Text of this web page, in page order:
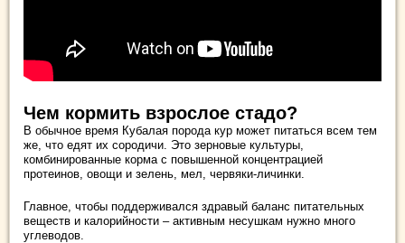
Чем кормить взрослое стадо?
В обычное время Кубалая порода кур может питаться всем тем
же, что едят их сородичи. Это зерновые культуры,
комбинированные корма с повышенной концентрацией
протеинов, овощи и зелень, мел, червяки-личинки.
Главное, чтобы поддерживался здравый баланс питательных
веществ и калорийности – активным несушкам нужно много
углеводов.